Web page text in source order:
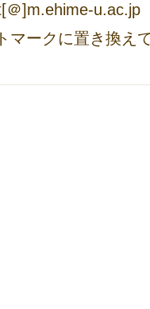
＠]m.ehime-u.ac.jp
マークに置き換え